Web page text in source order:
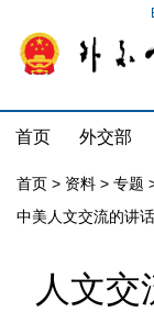
首页 外交部
首页 > 资料 > 专题
中美人文交流的讲话
人文